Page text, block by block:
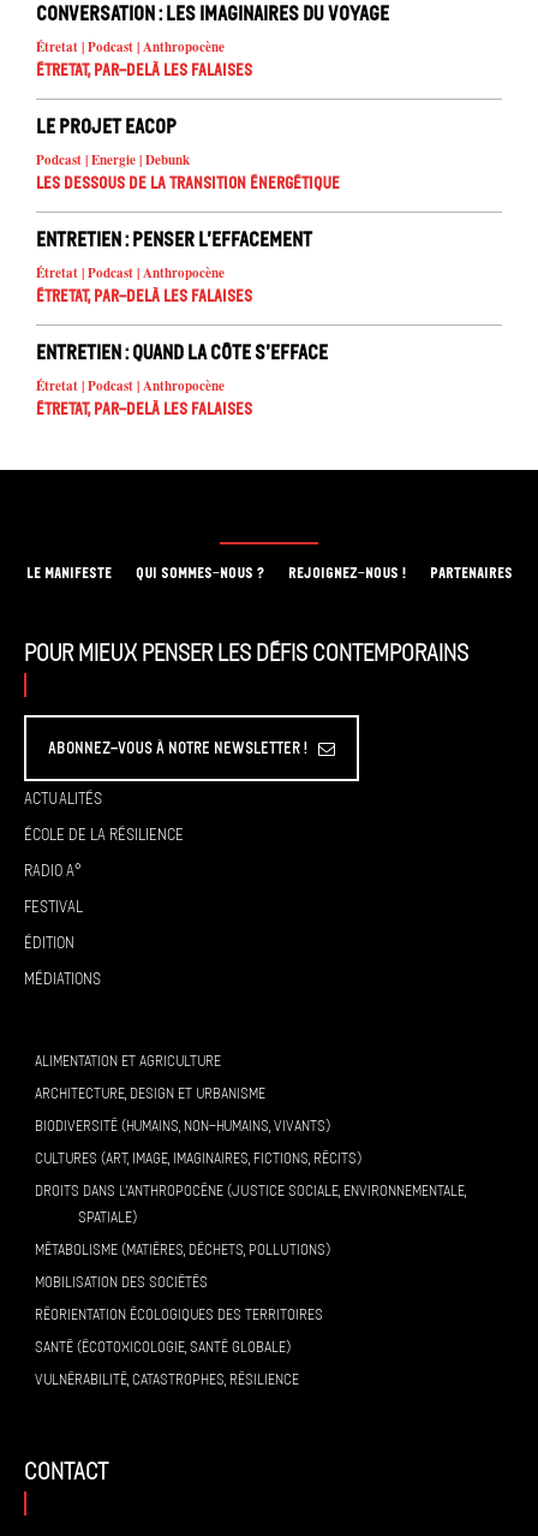
Conversation : Les imaginaires du voyage
Étretat | Podcast | Anthropocène
Étretat, par-delà les falaises
Le projet EACOP
Podcast | Energie | Debunk
Les dessous de la transition énergétique
Entretien : Penser l’effacement
Étretat | Podcast | Anthropocène
Étretat, par-delà les falaises
Entretien : Quand la côte s’efface
Étretat | Podcast | Anthropocène
Étretat, par-delà les falaises
LE MANIFESTE QUI SOMMES-NOUS ? REJOIGNEZ-NOUS ! PARTENAIRES
Pour mieux penser les défis contemporains
Abonnez-vous à Notre Newsletter !
Actualités
École de la résilience
Radio A°
Festival
Édition
Médiations
ALIMENTATION ET AGRICULTURE
ARCHITECTURE, DESIGN ET URBANISME
BIODIVERSITÉ (HUMAINS, NON-HUMAINS, VIVANTS)
CULTURES (ART, IMAGE, IMAGINAIRES, FICTIONS, RÉCITS)
DROITS DANS L’ANTHROPOCÈNE (JUSTICE SOCIALE, ENVIRONNEMENTALE,
SPATIALE)
MÉTABOLISME (MATIÈRES, DÉCHETS, POLLUTIONS)
MOBILISATION DES SOCIÉTÉS
RÉORIENTATION ÉCOLOGIQUES DES TERRITOIRES
SANTÉ (ÉCOTOXICOLOGIE, SANTÉ GLOBALE)
VULNÉRABILITÉ, CATASTROPHES, RÉSILIENCE
contact